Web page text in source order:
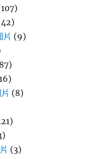
片 (9)
(8)
(3)